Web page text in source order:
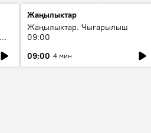
Жаңылыктар
Жаңылыктар. Чыгарылыш
09:00
09:00 4 мин